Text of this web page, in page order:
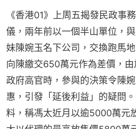
《香港01》上周五揭發民政事
儀，兩年前以一個半山單位，
妹陳婉玉名下公司，交換跑馬
向陳繳交650萬元作為差價，
政府高官時，參與的決策令陳
惠，引發「延後利益」的疑問
料，稱馮太近月以逾5000萬元